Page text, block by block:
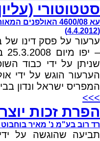
סטטוטורי
עא 4600/08
(4.4.2012)
ערעור על פסק דינו
שניתן על ידי כבוד
הערעור הוגש על ידי
המפריס ישראל ונדון
>>>
הפרת זכות
רד רוב בע"מ נ' מאיר בוחבוט
תביעה שהוגשה על